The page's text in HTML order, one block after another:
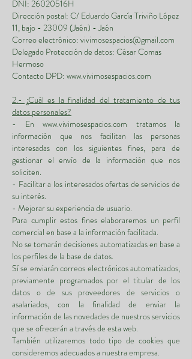
DNI: 26020516H
Dirección postal: C/ Eduardo García Triviño López
11, bajo - 23009 (Jaén) - Jaén
Correo electrónico: vivimosespacios@gmail.com
Delegado Protección de datos: César Comas
Hermoso
Contacto DPD: www.vivimosespacios.com
2.- ¿Cuál es la finalidad del tratamiento de tus
datos personales?
- En www.vivimosespacios.com tratamos la
información que nos facilitan las personas
interesadas con los siguientes fines, para de
gestionar el envío de la información que nos
soliciten.
- Facilitar a los interesados ofertas de servicios de
su interés.
- Mejorar su experiencia de usuario.
Para cumplir estos fines elaboraremos un perfil
comercial en base a la información facilitada.
No se tomarán decisiones automatizadas en base a
los perfiles de la base de datos.
Sí se enviarán correos electrónicos automatizados,
previamente programados por el titular de los
datos o de sus proveedores de servicios o
asalariados, con la finalidad de enviar la
información de las novedades de nuestros servicios
que se ofrecerán a través de esta web.
También utilizaremos todo tipo de cookies que
consideremos adecuados a nuestra empresa.